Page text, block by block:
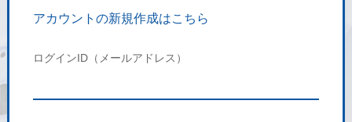
アカウントの新規作成はこちら
ログインID（メールアドレス）